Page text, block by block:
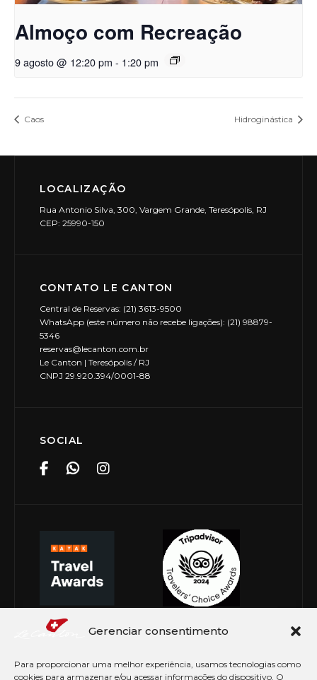
Gerenciar consentimento
Para proporcionar uma melhor experiência, usamos tecnologias como
cookies para armazenar e/ou acessar informações do dispositivo. O
Almoço com Recreação
9 agosto @ 12:20 pm - 1:20 pm
Caos Hidroginástica
LOCALIZAÇÃO
Rua Antonio Silva, 300, Vargem Grande, Teresópolis, RJ
CEP: 25990-150
CONTATO LE CANTON
Central de Reservas: (21) 3613-9500
WhatsApp (este número não recebe ligações): (21) 98879-
5346
reservas@lecanton.com.br
Le Canton | Teresópolis / RJ
CNPJ 29.920.394/0001-88
SOCIAL